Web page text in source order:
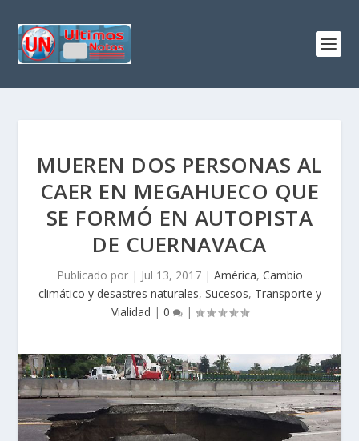
MUEREN DOS PERSONAS AL
CAER EN MEGAHUECO QUE
SE FORMÓ EN AUTOPISTA
DE CUERNAVACA
Publicado por | Jul 13, 2017| América, Cambio
climático y desastres naturales, Sucesos, Transporte y
Vialidad | 0 |